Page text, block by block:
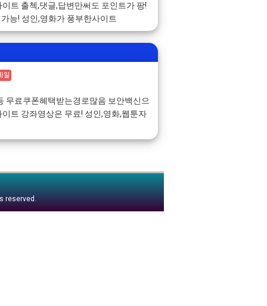
트 출첵,댓글,답변만써도 포인트가 팡!
능! 성인,영화가 풍부한사이트
무료쿠폰혜택받는경로많음 보안백신으
트 강좌영상은 무료! 성인,영화,웹툰자
reserved.